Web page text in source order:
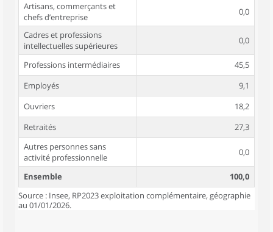
Artisans, commerçants et
chefs d’entreprise
0,0
Cadres et professions
intellectuelles supérieures
0,0
Professions intermédiaires
45,5
Employés
9,1
Ouvriers
18,2
Retraités
27,3
Autres personnes sans
activité professionnelle
0,0
Ensemble
100,0
Source : Insee, RP2023 exploitation complémentaire, géographie
au 01/01/2026.